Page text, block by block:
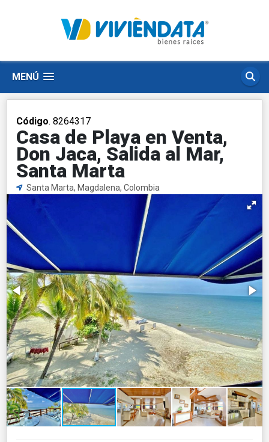
MENÚ
Código. 8264317
Casa de Playa en Venta,
Don Jaca, Salida al Mar,
Santa Marta
Santa Marta, Magdalena, Colombia